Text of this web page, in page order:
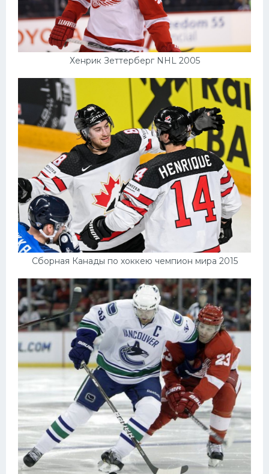
Хенрик Зеттерберг NHL 2005
Сборная Канады по хоккею чемпион мира 2015